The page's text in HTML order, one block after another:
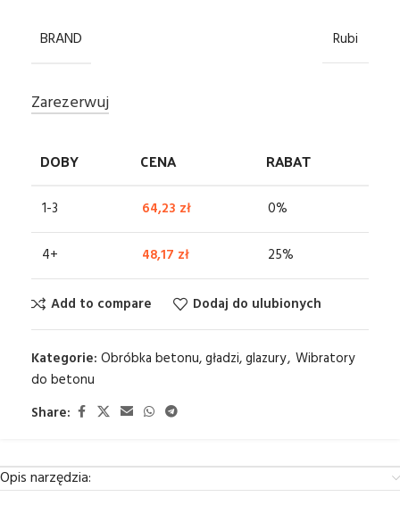
BRAND Rubi
Zarezerwuj
DOBY CENA RABAT
1-3 64,23 zł 0%
4+ 48,17 zł 25%
Add to compare Dodaj do ulubionych
Kategorie: Obróbka betonu, gładzi, glazury, Wibratory
do betonu
Share:
Opis narzędzia: